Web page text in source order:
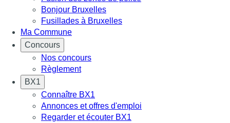
Bonjour Bruxelles
Fusillades à Bruxelles
Ma Commune
Concours
Nos concours
Règlement
BX1
Connaître BX1
Annonces et offres d'emploi
Regarder et écouter BX1